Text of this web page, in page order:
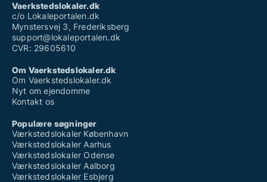
Vaerkstedslokaler.dk
c/o Lokaleportalen.dk
Mynstersvej 3, Frederiksberg
support@lokaleportalen.dk
CVR: 29605610
Om Vaerkstedslokaler.dk
Om Vaerkstedslokaler.dk
Nyt om ejendomme
Kontakt os
Populære søgninger
Værkstedslokaler København
Værkstedslokaler Aarhus
Værkstedslokaler Odense
Værkstedslokaler Aalborg
Værkstedslokaler Esbjerg